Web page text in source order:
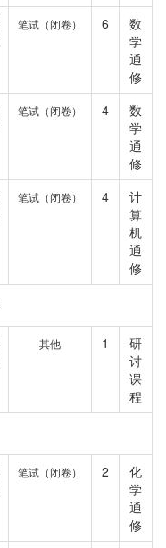
笔试（闭卷） 6
数
学
通
修
笔试（闭卷） 4
数
学
通
修
笔试（闭卷） 4
计
算
机
通
修
其他 1
研
讨
课
程
笔试（闭卷） 2
化
学
通
修